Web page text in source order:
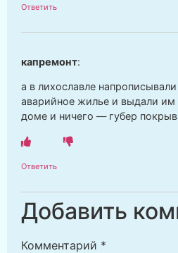
Ответить
капремонт:
а в лихославле
аварийное жилье и выдали
доме и ничего — губер
Ответить
Добавить
Комментарий *